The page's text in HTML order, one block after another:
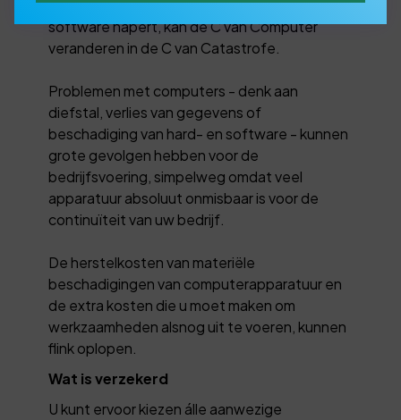
bedrijfsvoering. Als belangrijke hard- of
software hapert, kan de C van Computer
veranderen in de C van Catastrofe.
Problemen met computers - denk aan
diefstal, verlies van gegevens of
beschadiging van hard- en software - kunnen
grote gevolgen hebben voor de
bedrijfsvoering, simpelweg omdat veel
apparatuur absoluut onmisbaar is voor de
continuïteit van uw bedrijf.
De herstelkosten van materiële
beschadigingen van computerapparatuur en
de extra kosten die u moet maken om
werkzaamheden alsnog uit te voeren, kunnen
flink oplopen.
Wat is verzekerd
U kunt ervoor kiezen álle aanwezige